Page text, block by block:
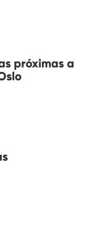
próximas a